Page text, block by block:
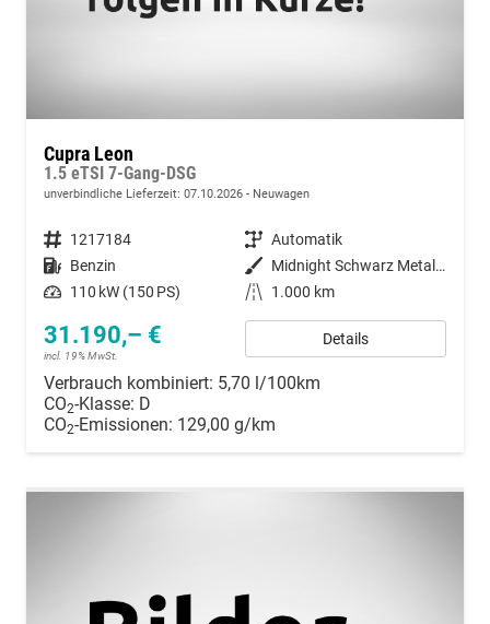
Cupra Leon
1.5 eTSI 7-Gang-DSG
unverbindliche Lieferzeit: 07.10.2026 Neuwagen
Fahrzeugnummer 1217184 Getriebe Automatik
Kraftstoff Benzin Außenfarbe
Midnight Schwarz Metallic
Leistung 110 kW (150 PS) Kilometerstand 1.000 km
31.190,– €
incl. 19% MwSt.
Details
Verbrauch kombiniert: 5,70 l/100km
CO2-Klasse: D
CO2-Emissionen: 129,00 g/km